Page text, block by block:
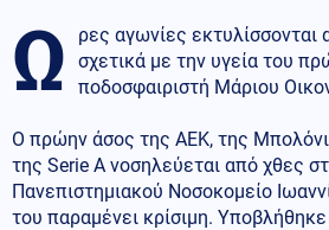
Ω
ρες αγωνίες
σχετικά με την υγεία του
ποδοσφαιριστή Μάριου
Ο πρώην άσος της ΑΕΚ, της
της Serie A νοσηλεύεται από χθες
Πανεπιστημιακού Νοσοκομείο
του παραμένει κρίσιμη.